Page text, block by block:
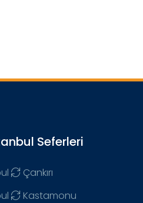
Seferleri
Çankırı
Kastamonu